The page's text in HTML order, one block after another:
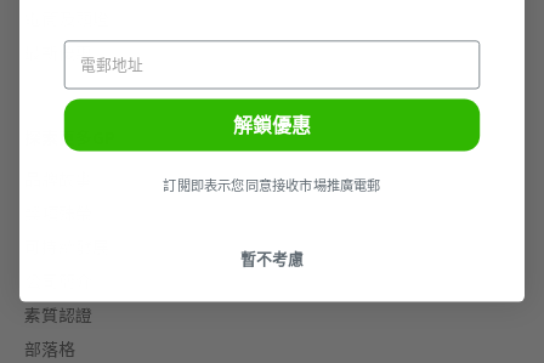
最新優惠
探索更多GP
素質認證
部落格
解鎖優惠
訂閲即表示您同意接收市場推廣電郵
暫不考慮